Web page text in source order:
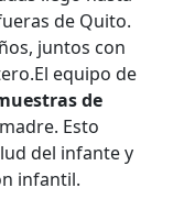
de Quito.
juntos con
equipo de
de
Esto
del infante y
infantil.